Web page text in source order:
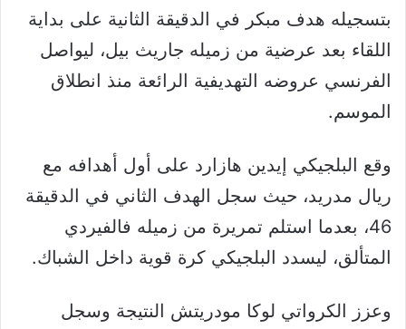
بتسجيله هدف مبكر في الدقيقة الثانية على بداية
اللقاء بعد عرضية من زميله جاريث بيل، ليواصل
الفرنسي عروضه التهديفية الرائعة منذ انطلاق
الموسم.
وقع البلجيكي إيدين هازارد على أول أهدافه مع
ريال مدريد، حيث سجل الهدف الثاني في الدقيقة
46، بعدما استلم تمريرة من زميله فالفيردي
المتألق، ليسدد البلجيكي كرة قوية داخل الشباك.
وعزز الكرواتي لوكا مودريتش النتيجة وسجل